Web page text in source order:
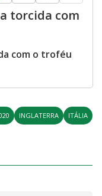
torcida com
com o troféu
INGLATERRA ITÁLIA